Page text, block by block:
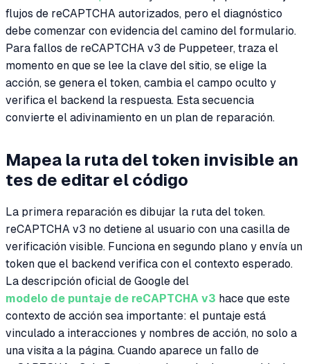
flujos de reCAPTCHA autorizados, pero el diagnóstico
debe comenzar con evidencia del camino del formulario.
Para fallos de reCAPTCHA v3 de Puppeteer, traza el
momento en que se lee la clave del sitio, se elige la
acción, se genera el token, cambia el campo oculto y
verifica el backend la respuesta. Esta secuencia
convierte el adivinamiento en un plan de reparación.
Mapea la ruta del token invisible an
tes de editar el código
La primera reparación es dibujar la ruta del token.
reCAPTCHA v3 no detiene al usuario con una casilla de
verificación visible. Funciona en segundo plano y envía un
token que el backend verifica con el contexto esperado.
La descripción oficial de Google del
modelo de puntaje de reCAPTCHA v3 hace que este
contexto de acción sea importante: el puntaje está
vinculado a interacciones y nombres de acción, no solo a
una visita a la página. Cuando aparece un fallo de